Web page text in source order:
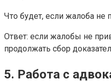
Что будет, если жалоба не
Ответ: если жалобы не
продолжать сбор
5. Работа с